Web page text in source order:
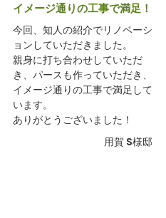
イメージ通りの工事で満足！
今回、知人の紹介でリノベーシ
ョンしていただきました。
親身に打ち合わせしていただ
き、パースも作っていただき、
イメージ通りの工事で満足して
います。
ありがとうございました！
用賀 S様邸